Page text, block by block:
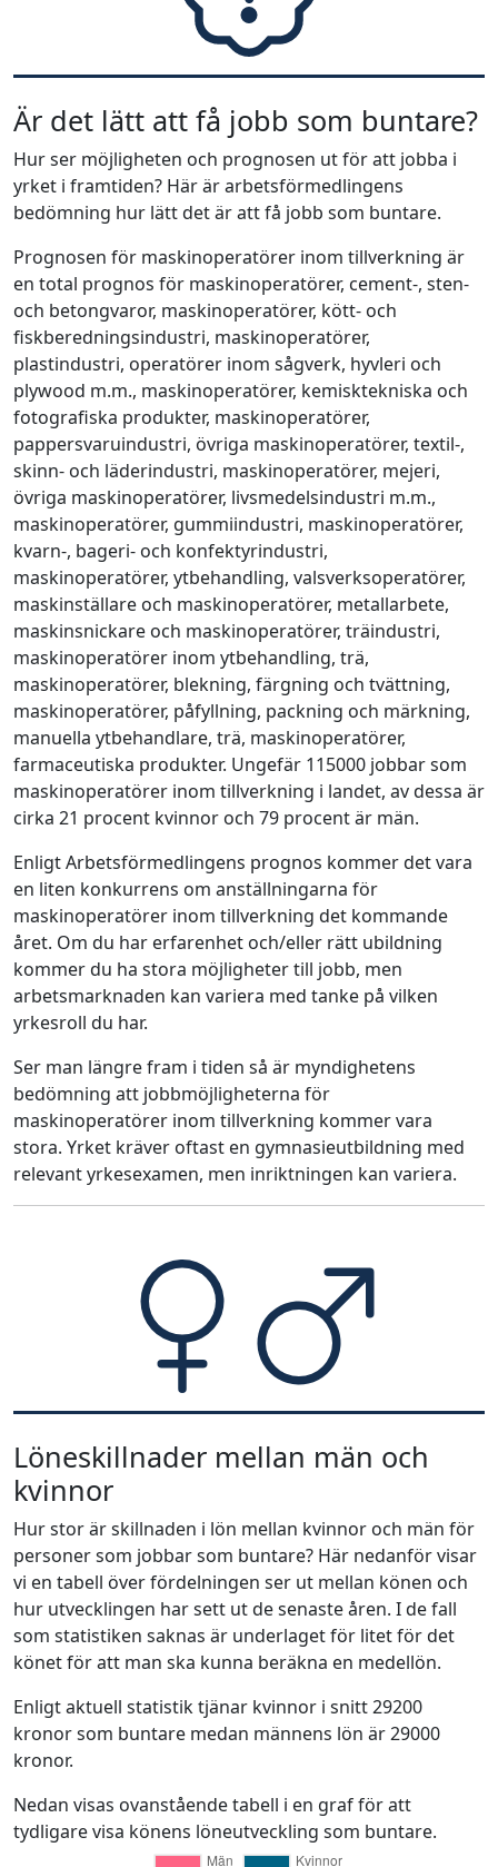
Är det lätt att få jobb som buntare?
Hur ser möjligheten och prognosen ut för att jobba i
yrket i framtiden? Här är arbetsförmedlingens
bedömning hur lätt det är att få jobb som buntare.
Prognosen för maskinoperatörer inom tillverkning är
en total prognos för maskinoperatörer, cement-, sten-
och betongvaror, maskinoperatörer, kött- och
fiskberedningsindustri, maskinoperatörer,
plastindustri, operatörer inom sågverk, hyvleri och
plywood m.m., maskinoperatörer, kemisktekniska och
fotografiska produkter, maskinoperatörer,
pappersvaruindustri, övriga maskinoperatörer, textil-,
skinn- och läderindustri, maskinoperatörer, mejeri,
övriga maskinoperatörer, livsmedelsindustri m.m.,
maskinoperatörer, gummiindustri, maskinoperatörer,
kvarn-, bageri- och konfektyrindustri,
maskinoperatörer, ytbehandling, valsverksoperatörer,
maskinställare och maskinoperatörer, metallarbete,
maskinsnickare och maskinoperatörer, träindustri,
maskinoperatörer inom ytbehandling, trä,
maskinoperatörer, blekning, färgning och tvättning,
maskinoperatörer, påfyllning, packning och märkning,
manuella ytbehandlare, trä, maskinoperatörer,
farmaceutiska produkter. Ungefär 115000 jobbar som
maskinoperatörer inom tillverkning i landet, av dessa är
cirka 21 procent kvinnor och 79 procent är män.
Enligt Arbetsförmedlingens prognos kommer det vara
en liten konkurrens om anställningarna för
maskinoperatörer inom tillverkning det kommande
året. Om du har erfarenhet och/eller rätt ubildning
kommer du ha stora möjligheter till jobb, men
arbetsmarknaden kan variera med tanke på vilken
yrkesroll du har.
Ser man längre fram i tiden så är myndighetens
bedömning att jobbmöjligheterna för
maskinoperatörer inom tillverkning kommer vara
stora. Yrket kräver oftast en gymnasieutbildning med
relevant yrkesexamen, men inriktningen kan variera.
Löneskillnader mellan män och
kvinnor
Hur stor är skillnaden i lön mellan kvinnor och män för
personer som jobbar som buntare? Här nedanför visar
vi en tabell över fördelningen ser ut mellan könen och
hur utvecklingen har sett ut de senaste åren. I de fall
som statistiken saknas är underlaget för litet för det
könet för att man ska kunna beräkna en medellön.
Enligt aktuell statistik tjänar kvinnor i snitt 29200
kronor som buntare medan männens lön är 29000
kronor.
Nedan visas ovanstående tabell i en graf för att
tydligare visa könens löneutveckling som buntare.